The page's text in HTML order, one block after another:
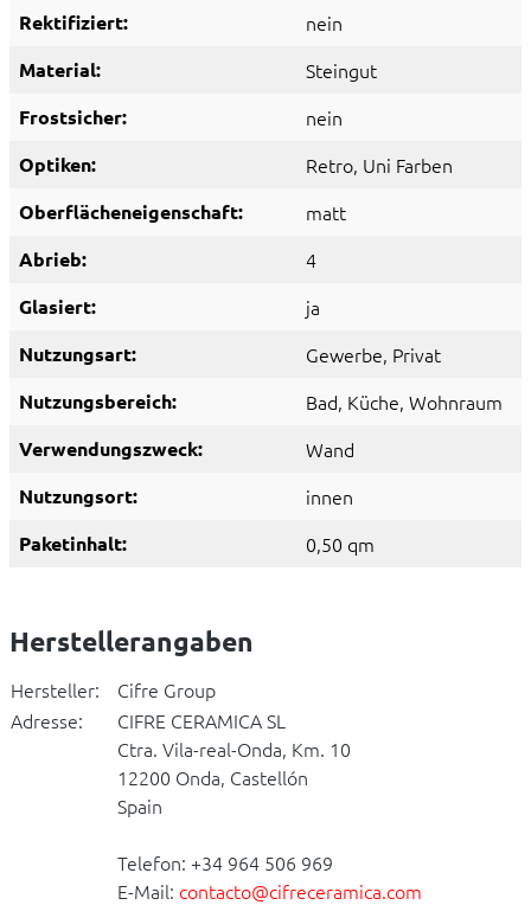
Rektifiziert: nein
Material: Steingut
Frostsicher: nein
Optiken: Retro, Uni Farben
Oberflächeneigenschaft: matt
Abrieb: 4
Glasiert: ja
Nutzungsart: Gewerbe, Privat
Nutzungsbereich: Bad, Küche, Wohnraum
Verwendungszweck: Wand
Nutzungsort: innen
Paketinhalt: 0,50 qm
Herstellerangaben
Hersteller:
Cifre Group
Adresse:
CIFRE CERAMICA SL
Ctra. Vila-real-Onda, Km. 10
12200 Onda, Castellón
Spain
Telefon: +34 964 506 969
E-Mail: contacto@cifreceramica.com